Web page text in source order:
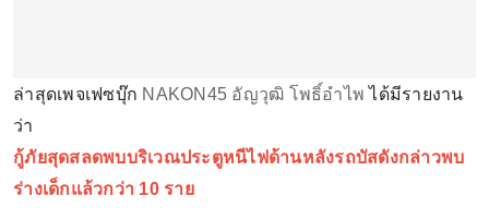
ล่าสุดเพจเฟซบุ๊ก NAKON45 อัญวุฒิ โพธิ์อำไพ ได้มีรายงาน
ว่า
กู้ภัยสุดสลดพบบริเวณประตูหนีไฟด้านหลังรถบัสดังกล่าวพบ
ร่างเด็กแล้วกว่า 10 ราย